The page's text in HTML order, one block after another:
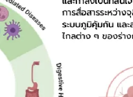
Search
for: